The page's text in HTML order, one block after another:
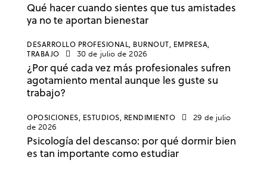
Qué hacer cuando sientes que tus amistades
ya no te aportan bienestar
DESARROLLO PROFESIONAL, BURNOUT, EMPRESA,
TRABAJO
30 de julio de 2026
¿Por qué cada vez más profesionales sufren
agotamiento mental aunque les guste su
trabajo?
OPOSICIONES, ESTUDIOS, RENDIMIENTO
29 de julio
de 2026
Psicología del descanso: por qué dormir bien
es tan importante como estudiar